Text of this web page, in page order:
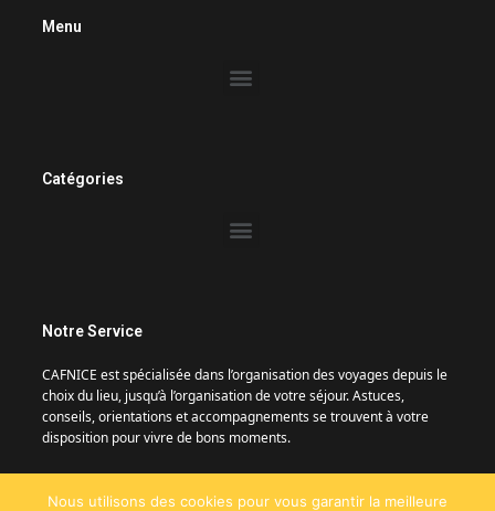
Menu
Catégories
Notre Service
CAFNICE est spécialisée dans l’organisation des voyages depuis le
choix du lieu, jusqu’à l’organisation de votre séjour. Astuces,
conseils, orientations et accompagnements se trouvent à votre
disposition pour vivre de bons moments.
Nous utilisons des cookies pour vous garantir la meilleure